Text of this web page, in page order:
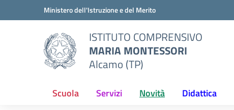
Vai ai contenuti
Vai al menu di navigazioneMinistero dell'Istruzione e del Merito
ISTITUTO COMPRENSIVO
MARIA MONTESSORI
Alcamo (TP)
Scuola Servizi Novità Didattica